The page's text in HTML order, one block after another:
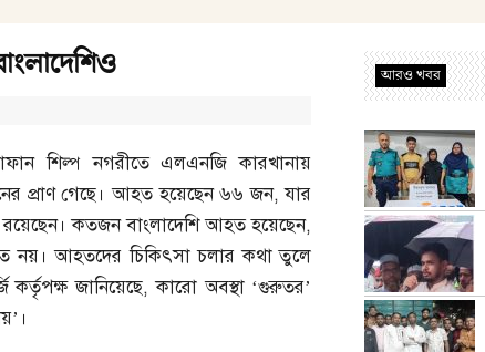
শিল্প নগরীতে এলএনজি কারখানায়
প্রাণ গেছে। আহত হয়েছেন ৬৬ জন,যার
রয়েছেন। কতজন বাংলাদেশি আহত হয়েছেন,
নয়। আহতদের চিকিৎসা চলার কথা তুলে
কর্তৃপক্ষ জানিয়েছে,কারো অবস্থা ‘গুরুতর’
আরও খবর